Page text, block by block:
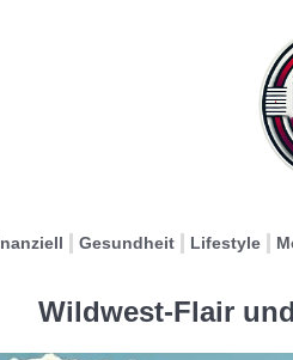
Gesundheit Lifestyle
Wildwest-Flair